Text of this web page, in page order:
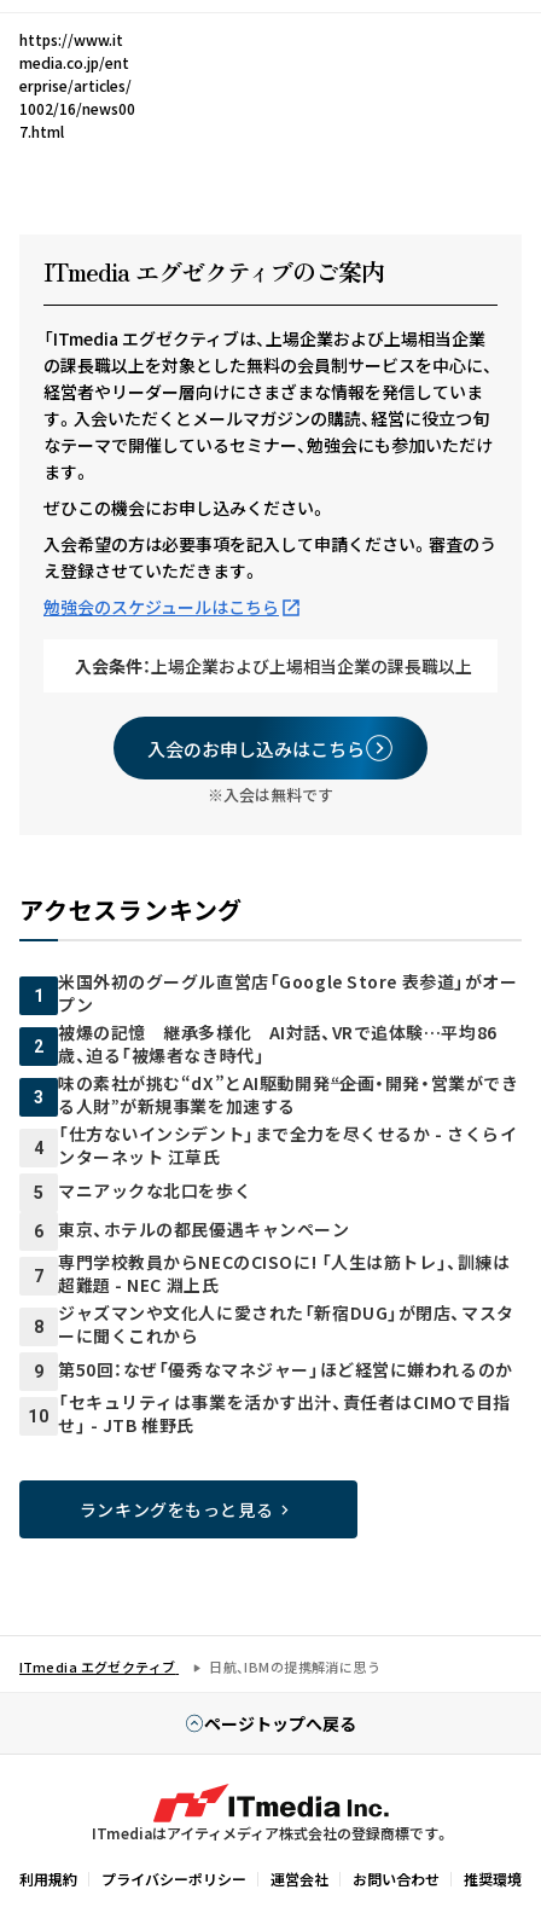
https://www.it
media.co.jp/ent
erprise/articles/
1002/16/news00
7.html
ITmedia エグゼクティ ブのご案内
「ITmedia エグゼクティブは、上場企業および上場相当企業
の課長職以上を対象とした無料の会員制サービスを中心に、
経営者やリーダー層向けにさまざまな情報を発信していま
す。入会いただくとメールマガジンの購読、経営に役立つ旬
なテーマで開催しているセミナー、勉強会にも参加いただけ
ます。
ぜひこの機会にお申し込みください。
入会希望の方は必要事項を記入して申請ください。審査のう
え登録させていただきます。
勉強会のスケジュールはこちら
入会条件：上場企業および上場相当企業の課長職以上
入会のお申し込みはこちら
※入会は無料です
アクセスランキング
1
米国外初のグーグル直営店「Google Store 表参道」がオー
プン
2
被爆の記憶 継承多様化 AI対話、VRで追体験…平均86
歳、迫る「被爆者なき時代」
3
味の素社が挑む“dX”とAI駆動開発――“企画・開発・営業ができ
る人財”が新規事業を加速する
4
「仕方ないインシデント」まで全力を尽くせるか - さくらイ
ンターネット 江草氏
5 マニアックな北口を歩く
6 東京、ホテルの都民優遇キャンペーン
7
専門学校教員からNECのCISOに! 「人生は筋トレ」、訓練は
超難題 - NEC 淵上氏
8
ジャズマンや文化人に愛された「新宿DUG」が閉店、マスタ
ーに聞くこれから
9 第50回：なぜ「優秀なマネジャー」ほど経営に嫌われるのか
10
「セキュリティは事業を活かす出汁、責任者はCIMOで目指
せ」 - JTB 椎野氏
ランキングをもっと見る
ITmedia エグゼクティブ 日航、IBMの提携解消に思う
ページトップへ戻る
ITmediaはアイティメディア株式会社の登録商標です。
利用規約 プライバシーポリシー 運営会社 お問い合わせ 推奨環境